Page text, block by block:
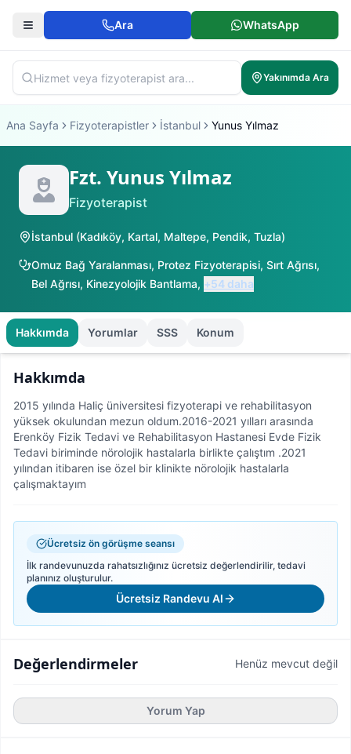
Ara WhatsApp
Yakınımda Ara
Ana Sayfa Fizyoterapistler İstanbul Yunus Yılmaz
Fzt. Yunus Yılmaz
Fizyoterapist
İstanbul (Kadıköy, Kartal, Maltepe, Pendik, Tuzla)
Omuz Bağ Yaralanması, Protez Fizyoterapisi, Sırt Ağrısı,
Bel Ağrısı, Kinezyolojik Bantlama, +54 daha
Hakkımda Yorumlar SSS Konum
Hakkımda
2015 yılında Haliç üniversitesi fizyoterapi ve rehabilitasyon
yüksek okulundan mezun oldum.2016-2021 yılları arasında
Erenköy Fizik Tedavi ve Rehabilitasyon Hastanesi Evde Fizik
Tedavi biriminde nörolojik hastalarla birlikte çalıştım .2021
yılından itibaren ise özel bir klinikte nörolojik hastalarla
çalışmaktayım
Ücretsiz ön görüşme seansı
İlk randevunuzda rahatsızlığınız ücretsiz değerlendirilir, tedavi
planınız oluşturulur.
Ücretsiz Randevu Al
Değerlendirmeler Henüz mevcut değil
Yorum Yap